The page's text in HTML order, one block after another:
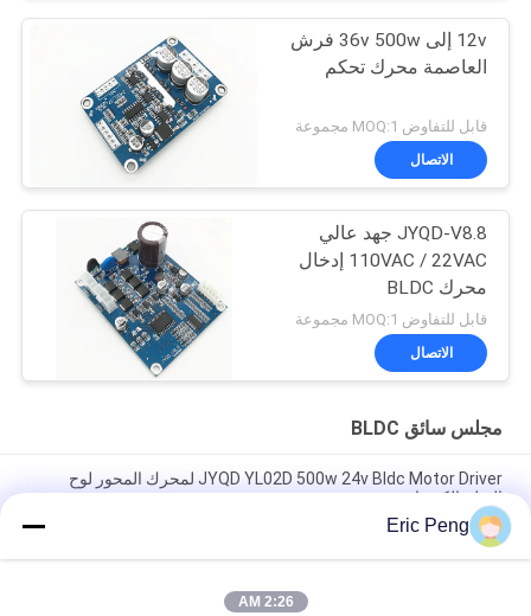
12v إلى 36v 500w فرش
العاصمة محرك تحكم
قابل للتفاوض MOQ:1 مجموعة
الاتصال
JYQD-V8.8 جهد عالي
110VAC / 22VAC إدخال
محرك BLDC
قابل للتفاوض MOQ:1 مجموعة
الاتصال
مجلس سائق BLDC
JYQD YL02D 500w 24v Bldc Motor Driver لمحرك المحور لوح
التزلج الكهربائي
بمحرك تيار مستمر Pwm
Eric Peng
2:26 AM